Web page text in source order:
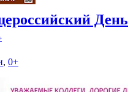
День
, 0+